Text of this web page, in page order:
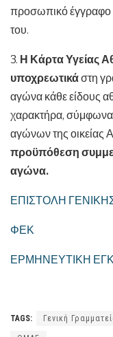
προσωπικό έγγραφο
του.
3. Η Κάρτα Υγείας
υποχρεωτικάστη
αγώνα κάθε είδους
χαρακτήρα, σύμφωνα
αγώνων της οικείας
προϋπόθεση
αγώνα.
ΕΠΙΣΤΟΛΗ
ΦΕΚ
ΕΡΜΗΝΕΥΤΙΚΗ
TAGS: Γενική